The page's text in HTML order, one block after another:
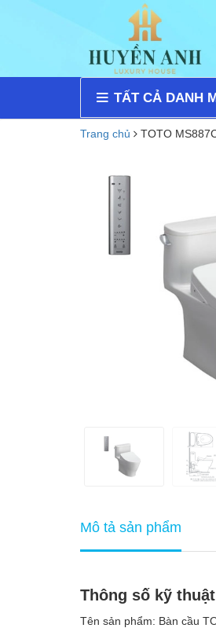
TẤT CẢ DANH
Trang chủ TOTO
Mô tả sản phẩm
Thông số kỹ thuật
Tên sản phẩm: Bàn cầu